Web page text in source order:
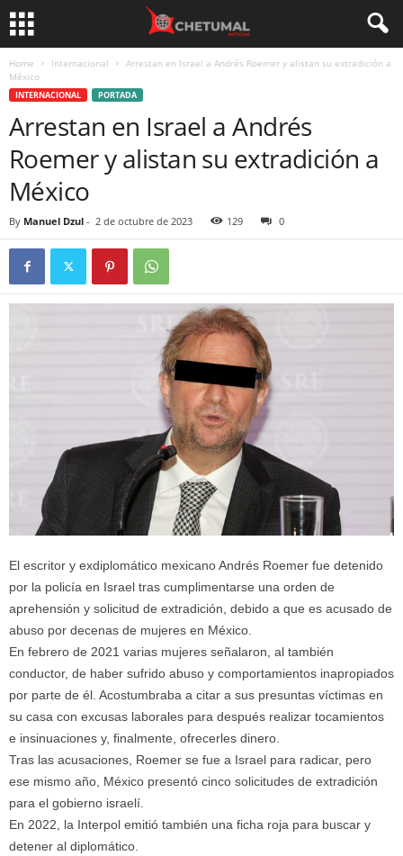
Home Internacional
Arrestan en Israel a Andrés Roemer y alistan su extradición a
México
INTERNACIONAL PORTADA
Arrestan en Israel a Andrés
Roemer y alistan su extradición a
México
By Manuel Dzul - 2 de octubre de 2023 129 0
El escritor y exdiplomático mexicano Andrés Roemer fue detenido
por la policía en Israel tras cumplimentarse una orden de
aprehensión y solicitud de extradición, debido a que es acusado de
abuso por decenas de mujeres en México.
En febrero de 2021 varias mujeres señalaron, al también
conductor, de haber sufrido abuso y comportamientos inapropiados
por parte de él. Acostumbraba a citar a sus presuntas víctimas en
su casa con excusas laborales para después realizar tocamientos
e insinuaciones y, finalmente, ofrecerles dinero.
Tras las acusaciones, Roemer se fue a Israel para radicar, pero
ese mismo año, México presentó cinco solicitudes de extradición
para el gobierno israelí.
En 2022, la Interpol emitió también una ficha roja para buscar y
detener al diplomático.